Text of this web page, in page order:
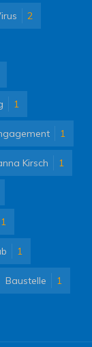
2
1
1
Kirsch 1
1
1
Baustelle 1